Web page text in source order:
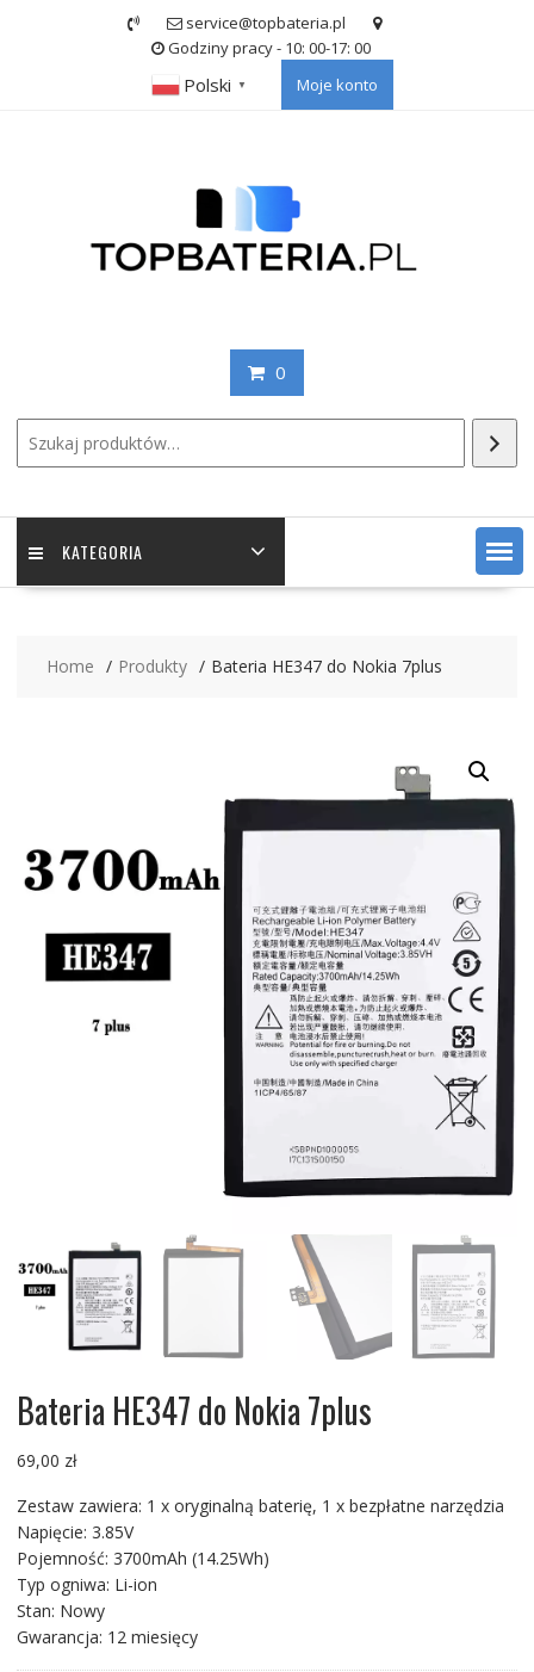
service@topbateria.pl
Godziny pracy - 10: 00-17: 00
Polski ▼ Moje konto
0
KATEGORIA
Home Produkty Bateria HE347 do Nokia 7plus
Bateria HE347 do Nokia 7plus
69,00 zł
Zestaw zawiera: 1 x oryginalną baterię, 1 x bezpłatne narzędzia
Napięcie: 3.85V
Pojemność: 3700mAh (14.25Wh)
Typ ogniwa: Li-ion
Stan: Nowy
Gwarancja: 12 miesięcy